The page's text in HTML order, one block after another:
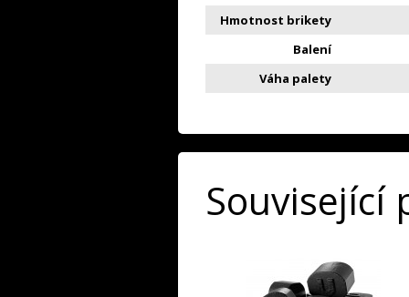
Hmotnost brikety
Balení
Váha palety
Související